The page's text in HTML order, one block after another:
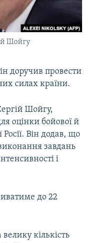
Шойгу
доручив провести
силах країни.
Шойгу,
оцінки бойової й
Росії. Він додав, що
завдань
і
до 22
кількість